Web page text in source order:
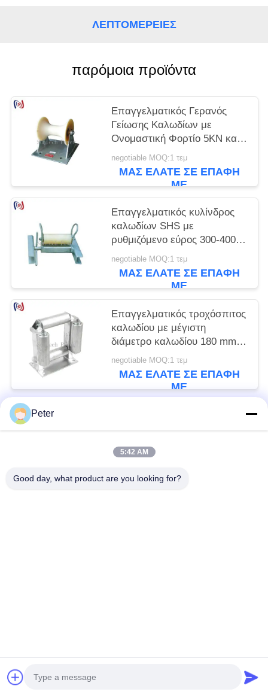
ΛΕΠΤΟΜΈΡΕΙΕΣ
παρόμοια προϊόντα
Επαγγελματικός Γερανός
Γείωσης Καλωδίων με
Ονομαστική Φορτίο 5KN και
Τροχαλία από Χυτό Αλουμίνιο
για Εγκατάσταση Υπόγειων
Καλωδίων 150-160mm
negotiable MOQ:1 τεμ
ΜΑΣ ΕΛΆΤΕ ΣΕ ΕΠΑΦΉ
ΜΕ
Επαγγελματικός κυλίνδρος
καλωδίων SHS με
ρυθμιζόμενο εύρος 300-400
mm για προστασία καλωδίων
ανθεκτικών στη διάβρωση
και χαμηλής τριβής
negotiable MOQ:1 τεμ
ΜΑΣ ΕΛΆΤΕ ΣΕ ΕΠΑΦΉ
ΜΕ
Επαγγελματικός τροχόσπιτος
καλωδίου με μέγιστη
διάμετρο καλωδίου 180 mm,
ονομαστικό φορτίο 20KN και
ανθεκτικό στη διάβρωση
σχεδιασμός για υπόγεια
εγκατάσταση
negotiable MOQ:1 τεμ
ΜΑΣ ΕΛΆΤΕ ΣΕ ΕΠΑΦΉ
ΜΕ
Λαϊκή κατηγορία
Peter
5:42 AM
Good day, what product are you looking for?